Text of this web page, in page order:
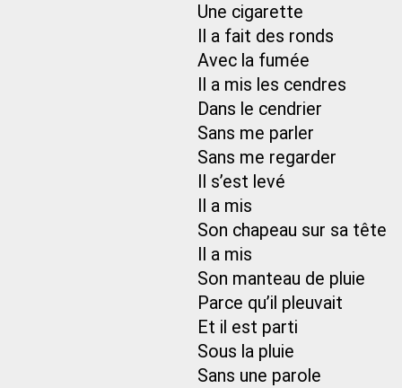
Une cigarette
Il a fait des ronds
Avec la fumée
Il a mis les cendres
Dans le cendrier
Sans me parler
Sans me regarder
Il s’est levé
Il a mis
Son chapeau sur sa tête
Il a mis
Son manteau de pluie
Parce qu’il pleuvait
Et il est parti
Sous la pluie
Sans une parole